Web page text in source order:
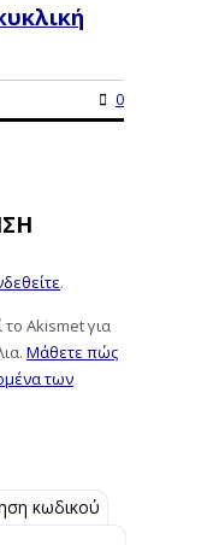
0
.
το Akismet για
Μάθετε πώς
των
κωδικού